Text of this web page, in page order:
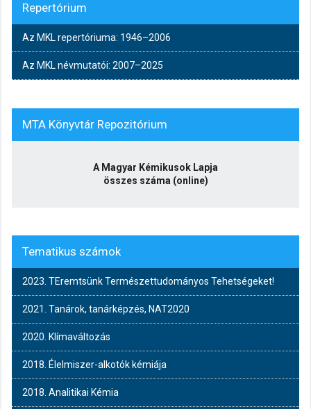
Repertórium
Az MKL repertóriuma: 1946–2006
Az MKL névmutatói: 2007–2025
MTA Könyvtár Repozitórium
A Magyar Kémikusok Lapja
összes száma (online)
Tematikus számok
2023. TEremtsünk Természettudományos Tehetségeket!
2021. Tanárok, tanárképzés, NAT2020
2020. Klímaváltozás
2018. Élelmiszer-alkotók kémiája
2018. Analitikai Kémia